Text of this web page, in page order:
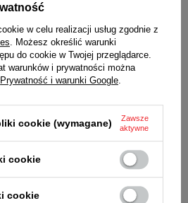
bez konieczności wymiany
w celu realizacji usług zgodnie z
. Możesz określić warunki
do cookie w Twojej przeglądarce.
warunków i prywatności można
Prywatność i warunki Google.
cookie (wymagane)
Zawsze
aktywne
cookie
cookie